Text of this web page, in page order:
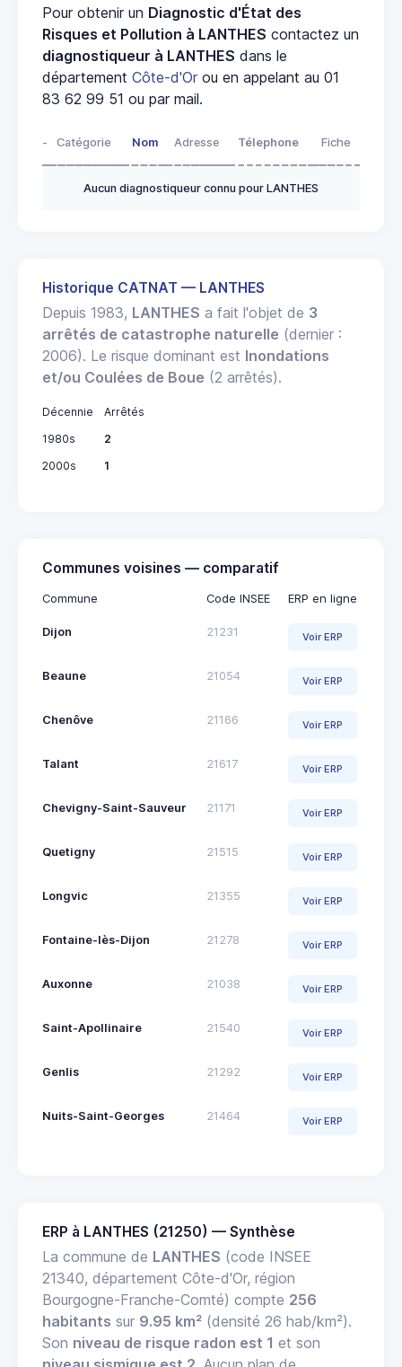
Pour obtenir un Diagnostic d'État des
Risques et Pollution à LANTHES contactez un
diagnostiqueur à LANTHES dans le
département Côte-d'Or ou en appelant au 01
83 62 99 51 ou par mail.
- Catégorie Nom Adresse Télephone Fiche
Aucun diagnostiqueur connu pour LANTHES
Historique CATNAT — LANTHES
Depuis 1983, LANTHES a fait l'objet de 3
arrêtés de catastrophe naturelle (dernier :
2006). Le risque dominant est Inondations
et/ou Coulées de Boue (2 arrêtés).
Décennie
Arrêtés
1980s
2
2000s
1
Communes voisines — comparatif
Commune Code INSEE ERP en ligne
Dijon 21231 Voir ERP
Beaune 21054 Voir ERP
Chenôve 21166 Voir ERP
Talant 21617 Voir ERP
Chevigny-Saint-Sauveur 21171 Voir ERP
Quetigny 21515 Voir ERP
Longvic 21355 Voir ERP
Fontaine-lès-Dijon 21278 Voir ERP
Auxonne 21038 Voir ERP
Saint-Apollinaire 21540 Voir ERP
Genlis 21292 Voir ERP
Nuits-Saint-Georges 21464 Voir ERP
ERP à LANTHES (21250) — Synthèse
La commune de LANTHES (code INSEE
21340, département Côte-d'Or, région
Bourgogne-Franche-Comté) compte 256
habitants sur 9.95 km² (densité 26 hab/km²).
Son niveau de risque radon est 1 et son